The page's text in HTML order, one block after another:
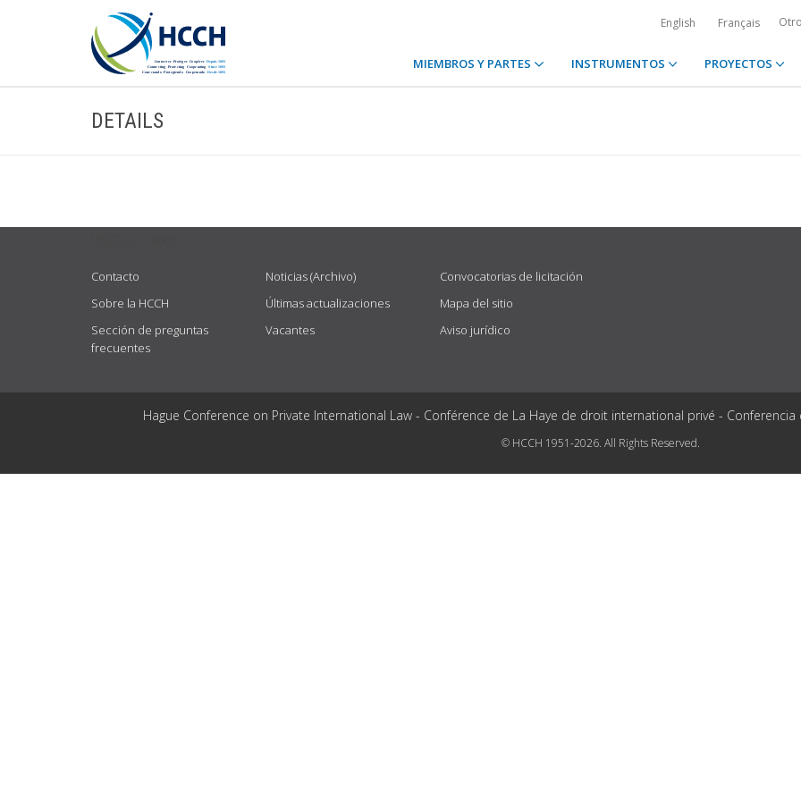
English Français
MIEMBROS Y PARTES INSTRUMENTOS PROYECTOS
DETAILS
Contacto
Sobre la HCCH
Sección de preguntas
frecuentes
Noticias (Archivo)
Últimas actualizaciones
Vacantes
Convocatorias de licitación
Mapa del sitio
Aviso jurídico
Hague Conference on Private International Law - Conférence de La Haye de droit international privé -
© HCCH 1951-2026. All Rights Reserved.